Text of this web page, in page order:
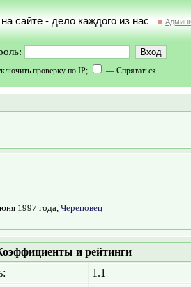
сайте - дело каждого из нас
проверку по IP; — Спрятаться
1997 года,Череповец
и рейтинги
1.1